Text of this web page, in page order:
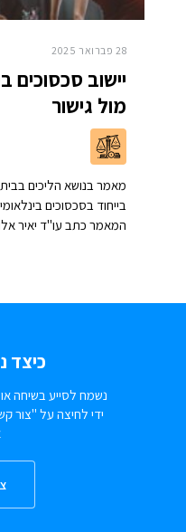
28 פברואר 2025
יישוב סכסוכים
מול גישור
מאמר בנושא הליכים
בייחוד בסכסוכים
המאמר כתב עו"ד יאיר
כיצד
נשמח לסייע בשיחה
ידי לחיצה על "צור